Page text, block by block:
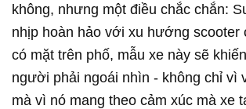
không, nhưng một điều chắc chắn:
nhịp hoàn hảo với xu hướng scooter
có mặt trên phố, mẫu xe này sẽ
người phải ngoái nhìn - không chỉ vì
mà vì nó mang theo cảm xúc mà xe